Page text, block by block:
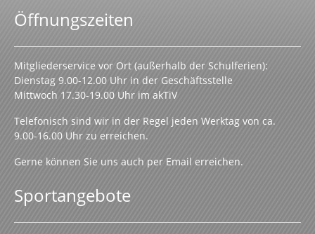
Öffnungszeiten
Mitgliederservice vor Ort (außerhalb der Schulferien):
Dienstag 9.00-12.00 Uhr in der Geschäftsstelle
Mittwoch 17.30-19.00 Uhr im akTiV
Telefonisch sind wir in der Regel jeden Werktag von ca.
9.00-16.00 Uhr zu erreichen.
Gerne können Sie uns auch per Email erreichen.
Sportangebote